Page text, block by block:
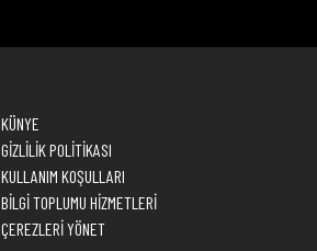
KÜNYE
GİZLİLİK POLİTİKASI
KULLANIM KOŞULLARI
BİLGİ TOPLUMU HİZMETLERİ
ÇEREZLERİ YÖNET